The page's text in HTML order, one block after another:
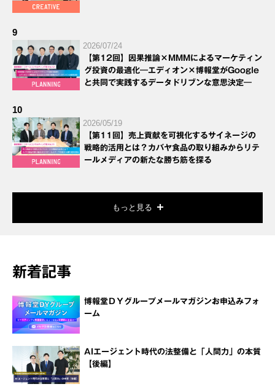
9
2026/07/24
【第12回】因果推論×MMMによるマーケティン
グ投資の最適化―エディオン×博報堂がGoogle
と共同で実践するデータドリブンな意思決定―
10
2026/05/19
【第11回】売上貢献を可視化するサイネージの
戦略的活用とは？カバヤ食品の取り組みからリテ
ールメディアの新たな勝ち筋を探る
もっと見る
新着記事
博報堂ＤＹグループメールマガジンお申込みフォ
ーム
AIエージェント時代の法整備と「人間力」の本質
【後編】